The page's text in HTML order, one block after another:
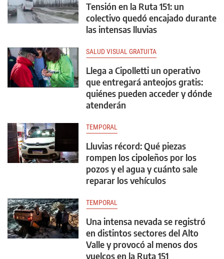
Tensión en la Ruta 151: un
colectivo quedó encajado durante
las intensas lluvias
SALUD VISUAL GRATUITA
Llega a Cipolletti un operativo
que entregará anteojos gratis:
quiénes pueden acceder y dónde
atenderán
TEMPORAL
Lluvias récord: Qué piezas
rompen los cipoleños por los
pozos y el agua y cuánto sale
reparar los vehículos
TEMPORAL
Una intensa nevada se registró
en distintos sectores del Alto
Valle y provocó al menos dos
vuelcos en la Ruta 151